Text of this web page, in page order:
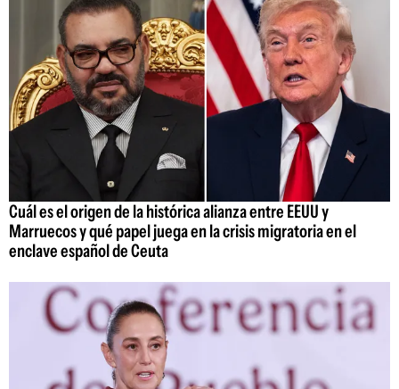
Cuál es el origen de la histórica alianza entre EEUU y
Marruecos y qué papel juega en la crisis migratoria en el
enclave español de Ceuta